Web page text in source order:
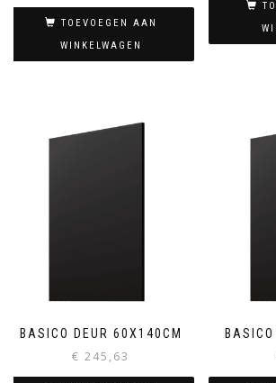
TOEVOEGEN AAN
WINKELWAGEN
BASICO DEUR 60X140CM
€ 245,63